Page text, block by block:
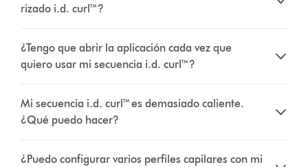
rizado i.d. curl™?
¿Tengo que abrir la aplicación cada vez que
quiero usar mi secuencia i.d. curl™?
Mi secuencia i.d. curl™ es demasiado caliente.
¿Qué puedo hacer?
¿Puedo configurar varios perfiles capilares con mi